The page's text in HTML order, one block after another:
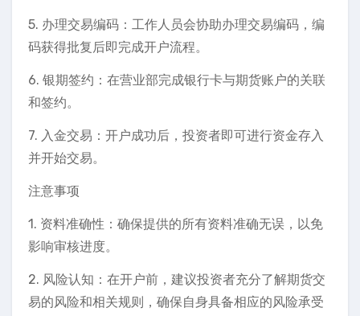
5. 办理交易编码：工作人员会协助办理交易编码，编
码获得批复后即完成开户流程。
6. 银期签约：在营业部完成银行卡与期货账户的关联
和签约。
7. 入金交易：开户成功后，投资者即可进行资金存入
并开始交易。
注意事项
1. 资料准确性：确保提供的所有资料准确无误，以免
影响审核进度。
2. 风险认知：在开户前，建议投资者充分了解期货交
易的风险和相关规则，确保自身具备相应的风险承受